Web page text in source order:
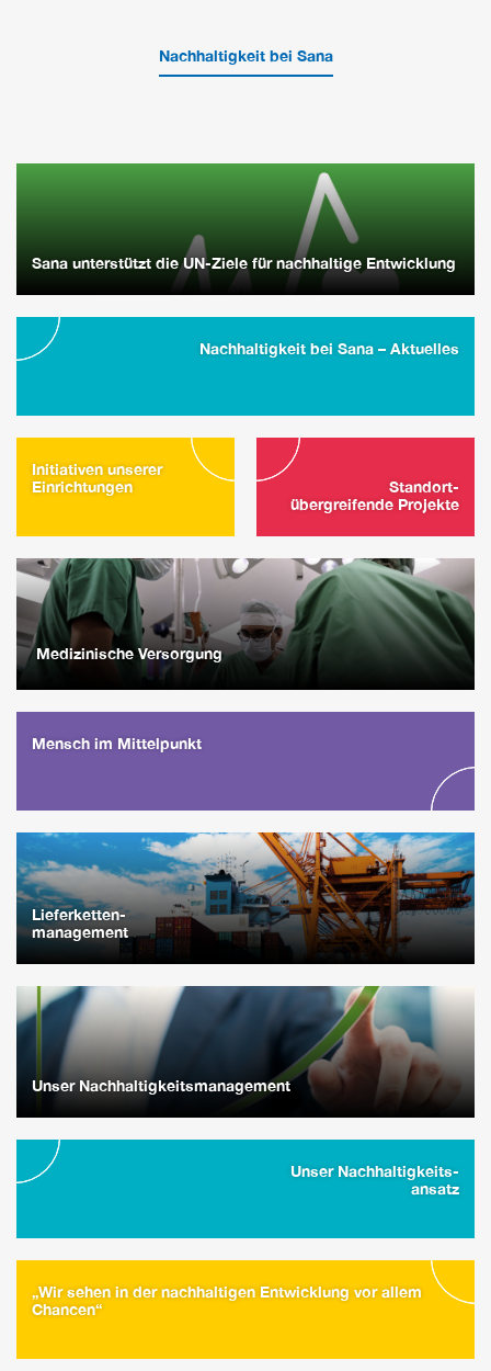
Nachhaltigkeit bei Sana
Sana unterstützt die UN-Ziele für nachhaltige Entwicklung
Nachhaltigkeit bei Sana – Aktuelles
Initiativen unserer
Einrichtungen
Standort-
übergreifende Projekte
Medizinische Versorgung
Mensch im Mittelpunkt
Lieferketten-
management
Unser Nachhaltigkeitsmanagement
Unser Nachhaltigkeits-
ansatz
„Wir sehen in der nachhaltigen Entwicklung vor allem
Chancen“